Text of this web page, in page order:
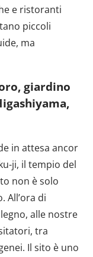
e ristoranti
piccoli
ma
giardino
in attesa ancor
ji, il tempio del
non è solo
All’ora di
alle nostre
tra
Il sito è uno